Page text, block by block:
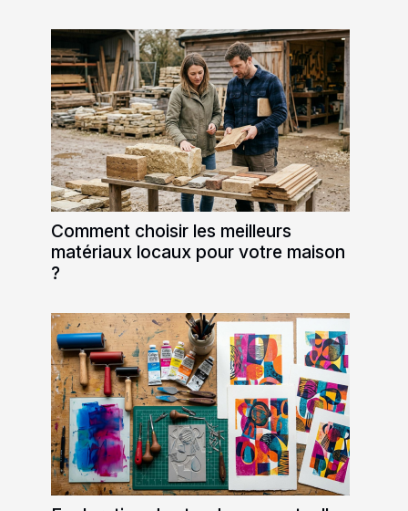
Comment choisir les meilleurs
matériaux locaux pour votre maison
?